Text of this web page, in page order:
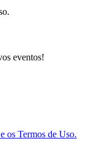
eventos!
os Termos de Uso.